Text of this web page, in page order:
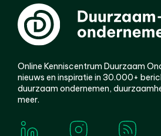
Online Kenniscentrum Duurzaam
nieuws en inspiratie in 30.000+
duurzaam ondernemen,
meer.